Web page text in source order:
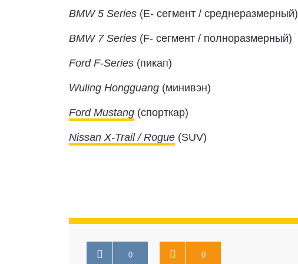
BMW 5 Series (E- сегмент / среднеразмерный)
BMW 7 Series (F- сегмент / полноразмерный)
Ford F-Series (пикап)
Wuling Hongguang (минивэн)
Ford Mustang (спорткар)
Nissan X-Trail / Rogue (SUV)
0 0